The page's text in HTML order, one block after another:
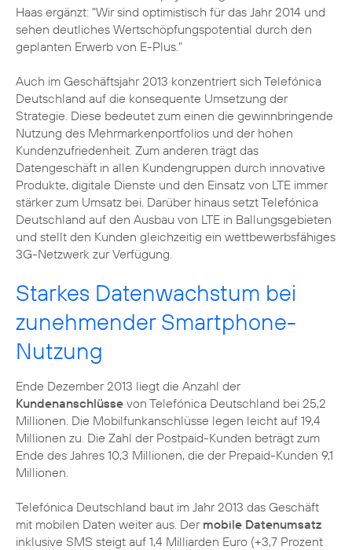
Haas ergänzt: "Wir sind optimistisch für das Jahr 2014 und
sehen deutliches Wertschöpfungspotential durch den
geplanten Erwerb von E-Plus."
Auch im Geschäftsjahr 2013 konzentriert sich Telefónica
Deutschland auf die konsequente Umsetzung der
Strategie. Diese bedeutet zum einen die gewinnbringende
Nutzung des Mehrmarkenportfolios und der hohen
Kundenzufriedenheit. Zum anderen trägt das
Datengeschäft in allen Kundengruppen durch innovative
Produkte, digitale Dienste und den Einsatz von LTE immer
stärker zum Umsatz bei. Darüber hinaus setzt Telefónica
Deutschland auf den Ausbau von LTE in Ballungsgebieten
und stellt den Kunden gleichzeitig ein wettbewerbsfähiges
3G-Netzwerk zur Verfügung.
Starkes Datenwachstum bei
zunehmender Smartphone-
Nutzung
Ende Dezember 2013 liegt die Anzahl der
Kundenanschlüsse von Telefónica Deutschland bei 25,2
Millionen. Die Mobilfunkanschlüsse legen leicht auf 19,4
Millionen zu. Die Zahl der Postpaid-Kunden beträgt zum
Ende des Jahres 10,3 Millionen, die der Prepaid-Kunden 9,1
Millionen.
Telefónica Deutschland baut im Jahr 2013 das Geschäft
mit mobilen Daten weiter aus. Der mobile Datenumsatz
inklusive SMS steigt auf 1,4 Milliarden Euro (+3,7 Prozent